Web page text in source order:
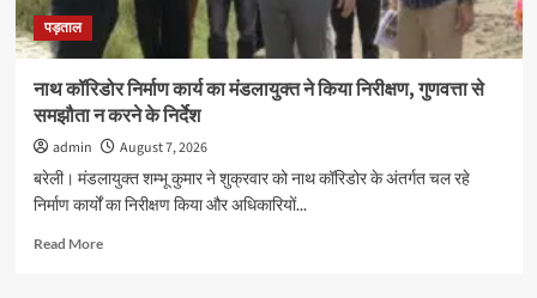
जिम्मेदारियां
पड़ताल
नाथ कॉरिडोर निर्माण कार्य का मंडलायुक्त ने किया निरीक्षण, गुणवत्ता से
समझौता न करने के निर्देश
admin
August 7, 2026
बरेली। मंडलायुक्त शम्भू कुमार ने शुक्रवार को नाथ कॉरिडोर के अंतर्गत चल रहे
निर्माण कार्यों का निरीक्षण किया और अधिकारियों...
Read MoreRead